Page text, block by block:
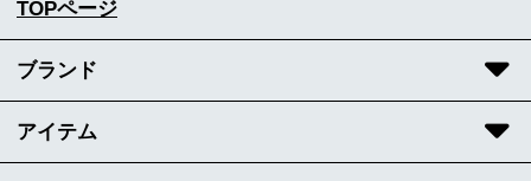
TOPページ
ブランド
アイテム